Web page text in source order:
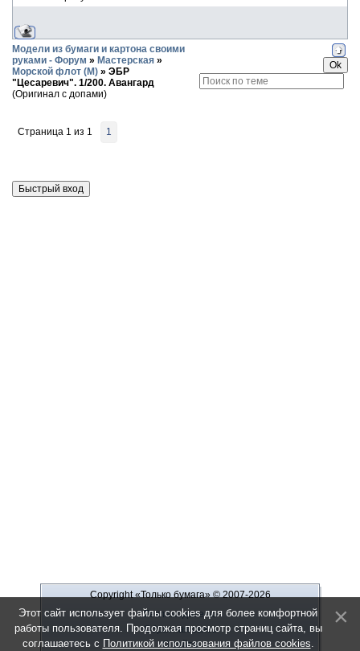
Модели из бумаги и картона своими
руками - Форум » Мастерская »
Морской флот (М) » ЭБР
"Цесаревич". 1/200. Авангард
(Оригинал с допами)
Страница 1 из 1 1
Copyright «Только бумага»© 2007-2026
Рекламодателю
Обратная связь
О сайте
Этот сайт использует файлы cookies для более комфортной
работы пользователя. Продолжая просмотр страниц сайта, вы
соглашаетесь с Политикой использования файлов cookies.